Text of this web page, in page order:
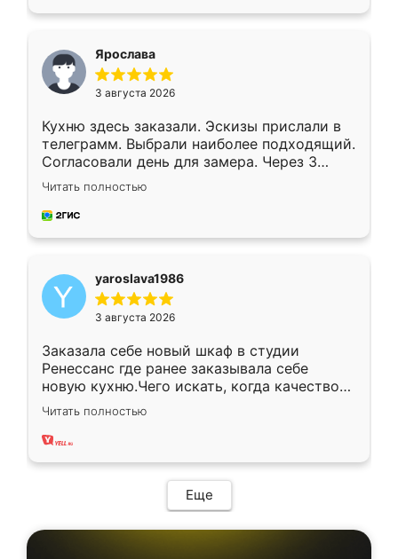
Ярослава
3 августа 2026
Кухню здесь заказали. Эскизы прислали в
телеграмм. Выбрали наиболее подходящий.
Согласовали день для замера. Через 3
недели кухня была уже готова. Остались
довольны работой. Спасибо Ренессанс
мебель за качественную работу!
Читать полностью
yaroslava1986
3 августа 2026
Заказала себе новый шкаф в студии
Ренессанс где ранее заказывала себе
новую кухню.Чего искать, когда качеством
вполне довольна. Служит кухня уже почти
два года, нареканий нет.
Читать полностью
Еще